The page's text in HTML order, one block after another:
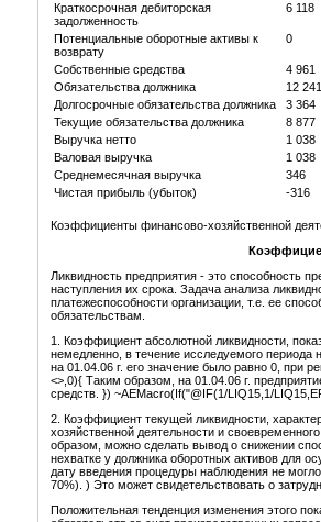
Краткосрочная дебиторская
задолженность
6 118
Потенциальные оборотные активы к
возврату
0
Собственные средства
4 961
Обязательства должника
12 241
Долгосрочные обязательства должника
3 364
Текущие обязательства должника
8 877
Выручка нетто
1 038
Валовая выручка
1 038
Среднемесячная выручка
346
Чистая прибыль (убыток)
-316
Коэффициенты финансово-хозяйственной
Ликвидность предприятия - это способность
наступления их срока. Задача анализа
платежеспособности организации, т.е. ее
обязательствам.
1. Коэффициент абсолютной ликвидности,
немедленно, в течение исследуемого периода
на 01.04.06 г. его значение было равно 0, при
<>,0){ Таким образом, на 01.04.06 г.
средств. }) ~AEMacro(If("@IF(1/LIQ15,1/
2. Коэффициент текущей ликвидности,
хозяйственной деятельности и
образом, можно сделать вывод о снижении
нехватке у должника оборотных активов для
дату введения процедуры наблюдения не
70%). ) Это может свидетельствовать о
Положительная тенденция изменения этого